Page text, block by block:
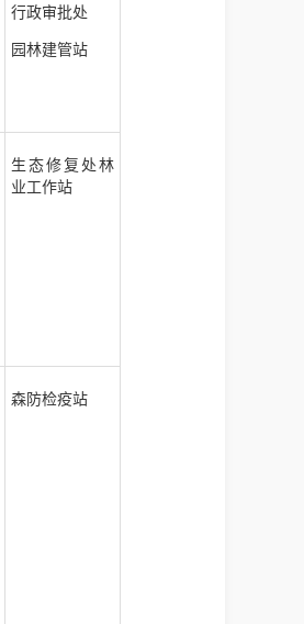
行政审批处
园林建管站
生态修复处林
业工作站
森防检疫站